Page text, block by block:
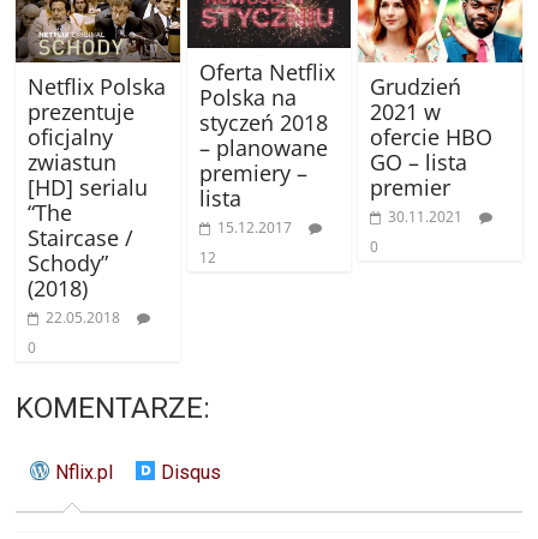
Netflix Polska
prezentuje
oficjalny
zwiastun
[HD] serialu
“The
Staircase /
Schody”
(2018)
22.05.2018
0
Oferta Netflix
Polska na
styczeń 2018
– planowane
premiery –
lista
15.12.2017
12
Grudzień
2021 w
ofercie HBO
GO – lista
premier
30.11.2021
0
KOMENTARZE:
Nflix.pl Disqus